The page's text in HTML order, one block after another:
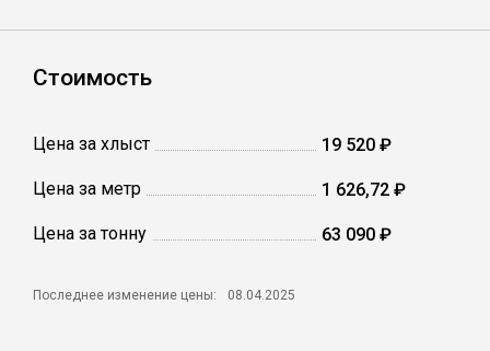
Стоимость
Цена за хлыст 19 520 ₽
Цена за метр 1 626,72 ₽
Цена за тонну 63 090 ₽
Последнее изменение цены: 08.04.2025